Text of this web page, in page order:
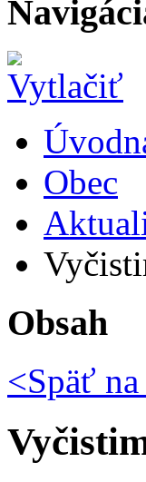
Obec
Obsah
<Späť na